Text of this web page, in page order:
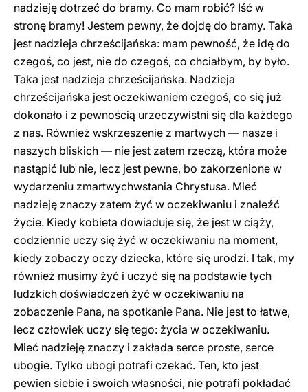
nadzieję dotrzeć do bramy. Co mam robić? Iść w
stronę bramy! Jestem pewny, że dojdę do bramy. Taka
jest nadzieja chrześcijańska: mam pewność, że idę do
czegoś, co jest, nie do czegoś, co chciałbym, by było.
Taka jest nadzieja chrześcijańska. Nadzieja
chrześcijańska jest oczekiwaniem czegoś, co się już
dokonało i z pewnością urzeczywistni się dla każdego
z nas. Również wskrzeszenie z martwych — nasze i
naszych bliskich — nie jest zatem rzeczą, która może
nastąpić lub nie, lecz jest pewne, bo zakorzenione w
wydarzeniu zmartwychwstania Chrystusa. Mieć
nadzieję znaczy zatem żyć w oczekiwaniu i znaleźć
życie. Kiedy kobieta dowiaduje się, że jest w ciąży,
codziennie uczy się żyć w oczekiwaniu na moment,
kiedy zobaczy oczy dziecka, które się urodzi. I tak, my
również musimy żyć i uczyć się na podstawie tych
ludzkich doświadczeń żyć w oczekiwaniu na
zobaczenie Pana, na spotkanie Pana. Nie jest to łatwe,
lecz człowiek uczy się tego: życia w oczekiwaniu.
Mieć nadzieję znaczy i zakłada serce proste, serce
ubogie. Tylko ubogi potrafi czekać. Ten, kto jest
pewien siebie i swoich własności, nie potrafi pokładać